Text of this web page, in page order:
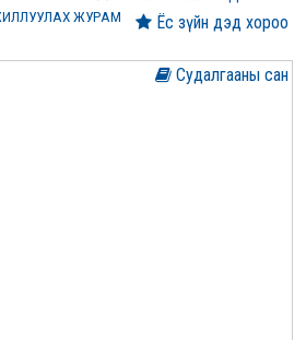
ЖУРАМ
Судалгааны сан
Ёс зүйн дэд хороо